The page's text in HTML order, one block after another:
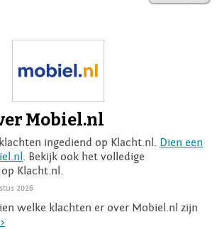
Mobiel.nl
ingediend op Klacht.nl. Dien een
. Bekijk ook het volledige
op Klacht.nl.
2026
welke klachten er over Mobiel.nl zijn